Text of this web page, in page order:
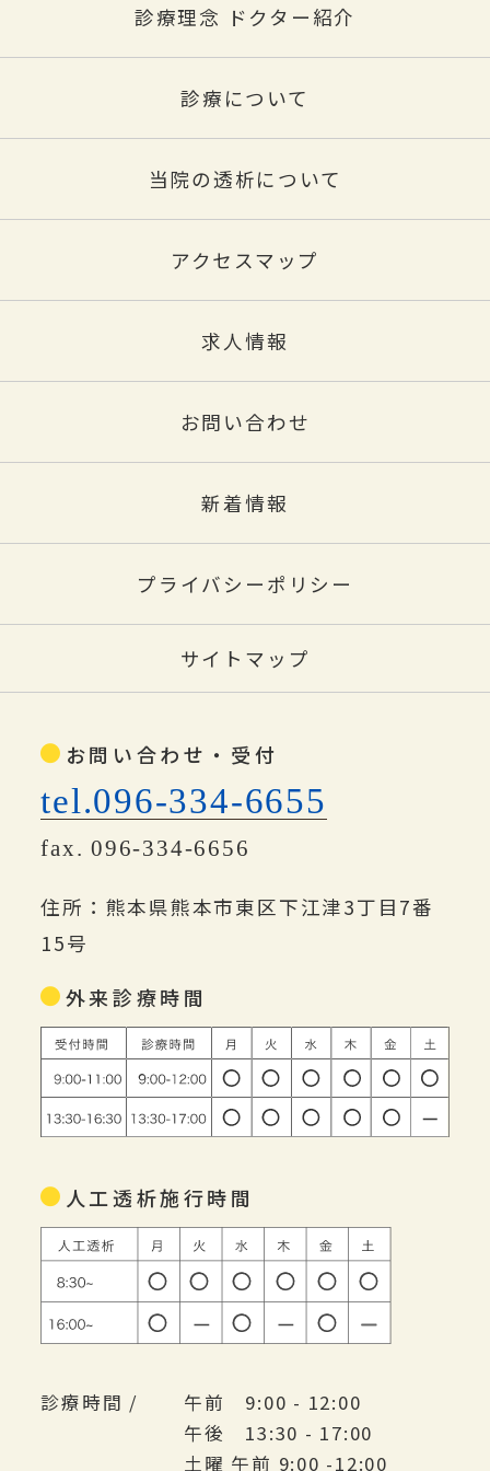
診療理念 ドクター紹介
診療について
当院の透析について
アクセスマップ
求人情報
お問い合わせ
新着情報
プライバシーポリシー
サイトマップ
お問い合わせ・受付
tel.096-334-6655
fax. 096-334-6656
住所：熊本県熊本市東区下江津3丁目7番
15号
外来診療時間
人工透析施行時間
診療時間 /
午前 9:00 - 12:00
午後 13:30 - 17:00
土曜 午前 9:00 -12:00